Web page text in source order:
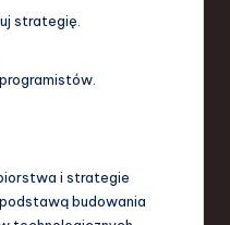
strategię.
i strategie
budowania